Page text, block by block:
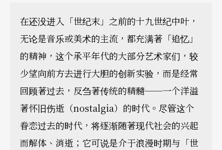
在还没进入「世纪末」之前的十九世纪中叶，
无论是音乐或美术的主流，都充满著「追忆」
的精神，这个承平年代的大部分艺术家们，较
少望向前方去进行大胆的创新实验，而是经常
回顾著过去，反刍著传统的精髓──一个洋溢
著怀旧伤逝（nostalgia）的时代。尽管这个
眷恋过去的时代，将逐渐随著现代社会的兴起
而解体、消逝；它可说是介于浪漫时期与「世